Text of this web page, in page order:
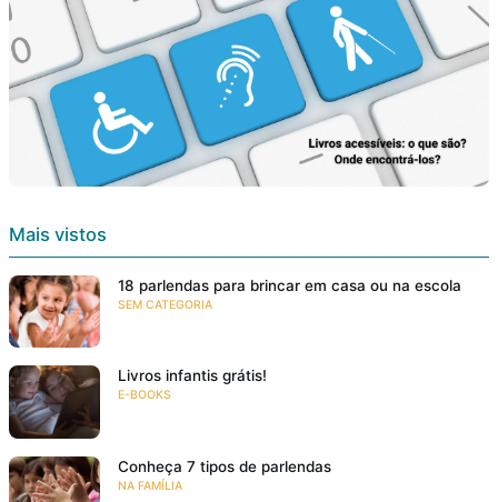
Mais vistos
18 parlendas para brincar em casa ou na escola
SEM CATEGORIA
Livros infantis grátis!
E-BOOKS
Conheça 7 tipos de parlendas
NA FAMÍLIA